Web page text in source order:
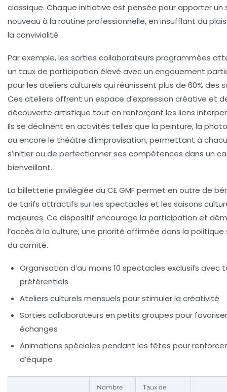
classique. Chaque initiative est pensée pour apporter un
nouveau à la routine professionnelle, en insufflant du
la convivialité.
Par exemple, les sorties collaborateurs programmées
un taux de participation élevé avec un engouement
pour les ateliers culturels qui réunissent plus de 60% des
Ces ateliers offrent un espace d’expression créative et
découverte artistique tout en renforçant les liens
Ils se déclinent en activités telles que la peinture, la
ou encore le théâtre d’improvisation, permettant à
s’initier ou de perfectionner ses compétences dans un
bienveillant.
La billetterie privilégiée du CE GMF permet en outre de
de tarifs attractifs sur les spectacles et les saisons
majeures. Ce dispositif encourage la participation et
l’accès à la culture, une priorité affirmée dans la politique
du comité.
Organisation d’au moins 10 spectacles exclusifs avec
préférentiels
Ateliers culturels mensuels pour stimuler la créativité
Sorties collaborateurs en petits groupes pour
échanges
Animations spéciales pendant les fêtes pour renforcer
d’équipe
Nombre
Taux de